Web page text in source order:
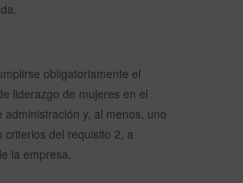
obligatoriamente el
liderazgo de mujeres en el
administración y, al menos, uno
criterios del requisito 2, a
la empresa.